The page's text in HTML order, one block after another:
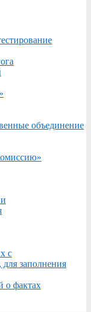
объединение
с
заполнения
о фактах